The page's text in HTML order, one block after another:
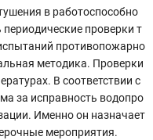
в работоспособно
проверки т
противопожарно
методика. Проверки
В соответствии с
за исправность водопро
Именно он назначает
мероприятия.